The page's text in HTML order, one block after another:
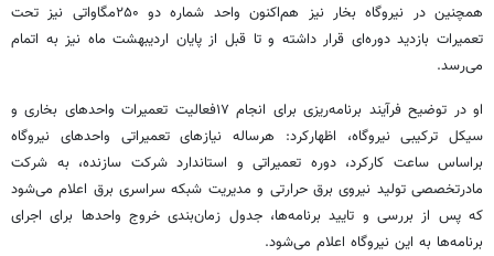
همچنین در نیروگاه بخار نیز هم‌اکنون واحد شماره دو ۲۵۰مگاواتی نیز تحت
تعمیرات بازدید دوره‌ای قرار داشته و تا قبل از پایان اردیبهشت ماه نیز به اتمام
می‌رسد.
او در توضیح فرآیند برنامه‌ریزی برای انجام ۱۷فعالیت تعمیرات واحدهای بخاری و
سیکل ترکیبی نیروگاه، اظهارکرد: هرساله نیازهای تعمیراتی واحدهای نیروگاه
براساس ساعت کارکرد، دوره تعمیراتی و استاندارد شرکت سازنده، به شرکت
مادرتخصصی تولید نیروی برق حرارتی و مدیریت شبکه سراسری برق اعلام می‌شود
که پس از بررسی و تایید برنامه‌ها، جدول زمان‌بندی خروج واحدها برای اجرای
برنامه‌ها به این نیروگاه اعلام می‌شود.